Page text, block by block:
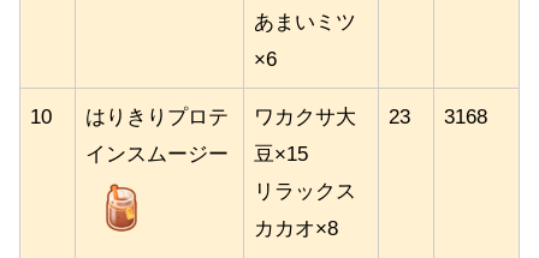
あまいミツ
×6
10
はりきりプロテ
インスムージー
ワカクサ大
豆×15
リラックス
カカオ×8
23 3168